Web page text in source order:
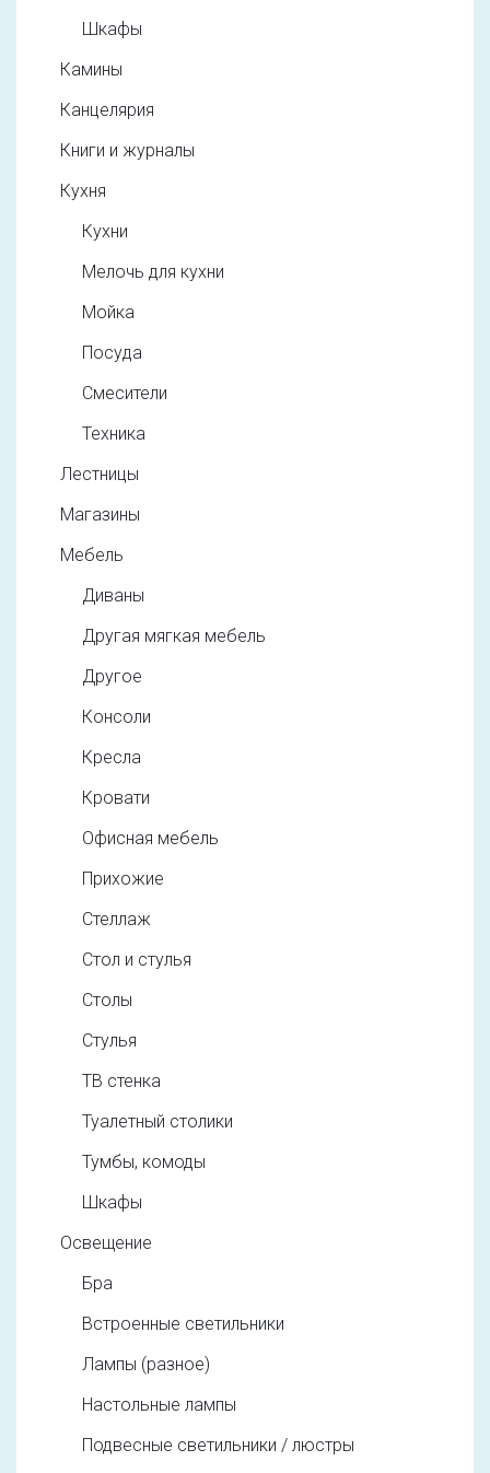
Шкафы
Камины
Канцелярия
Книги и журналы
Кухня
Кухни
Мелочь для кухни
Мойка
Посуда
Смесители
Техника
Лестницы
Магазины
Мебель
Диваны
Другая мягкая мебель
Другое
Консоли
Кресла
Кровати
Офисная мебель
Прихожие
Стеллаж
Стол и стулья
Столы
Стулья
ТВ стенка
Туалетный столики
Тумбы, комоды
Шкафы
Освещение
Бра
Встроенные светильники
Лампы (разное)
Настольные лампы
Подвесные светильники / люстры